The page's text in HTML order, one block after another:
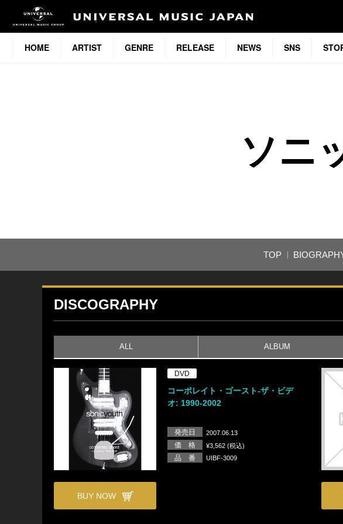
HOME ARTIST GENRE RELEASE NEWS SNS
ソニ
TOP
DISCOGRAPHY
ALL ALBUM
BUY NOW
DVD
コーポレイト・ゴースト-ザ・ビデ
オ: 1990-2002
発売日 2007.06.13
価 格 ¥3,562 (税込)
品 番 UIBF-3009